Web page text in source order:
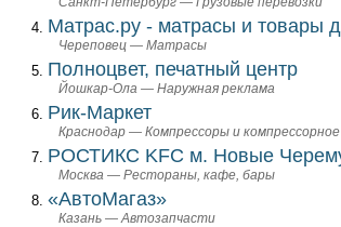
Матрас.ру - матрасы и товары
Череповец — Матрасы
Полноцвет, печатный центр
Йошкар-Ола — Наружная реклама
Рик-Маркет
Краснодар — Компрессоры и
РОСТИКC KFC м. Новые
Москва — Рестораны, кафе, бары
«АвтоМагаз»
Казань — Автозапчасти